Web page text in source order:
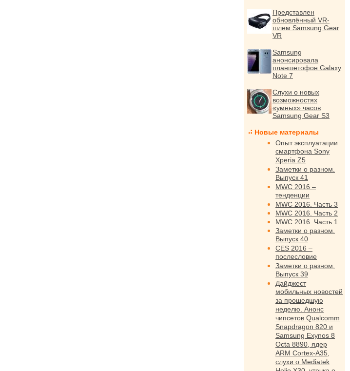
Представлен
обновлённый VR-
шлем Samsung Gear
VR
Samsung
анонсировала
планшетофон Galaxy
Note 7
Слухи о новых
возможностях
«умных» часов
Samsung Gear S3
Новые материалы
Опыт эксплуатации
смартфона Sony
Xperia Z5
Заметки о разном.
Выпуск 41
MWC 2016 –
тенденции
MWC 2016. Часть 3
MWC 2016. Часть 2
MWC 2016. Часть 1
Заметки о разном.
Выпуск 40
CES 2016 –
послесловие
Заметки о разном.
Выпуск 39
Дайджест
мобильных новостей
за прошедшую
неделю. Анонс
чипсетов Qualcomm
Snapdragon 820 и
Samsung Exynos 8
Octa 8890, ядер
ARM Cortex-A35,
слухи о Mediatek